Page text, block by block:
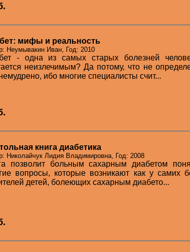
мифы и реальность
Неумывакин Иван, Год: 2010
- одна из самых старых болезней
неизлечимым? Да потому, что не
ибо многие специалисты счит...
книга диабетика
Николайчук Лидия Владимировна, Год: 2008
позволит больным сахарным диабетом
вопросы, которые возникают как у самих
детей, болеющих сахарным диабето...